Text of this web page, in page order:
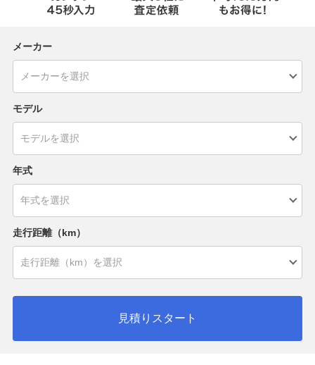
メーカー
モデル
年式
走行距離（km）
見積りスタート